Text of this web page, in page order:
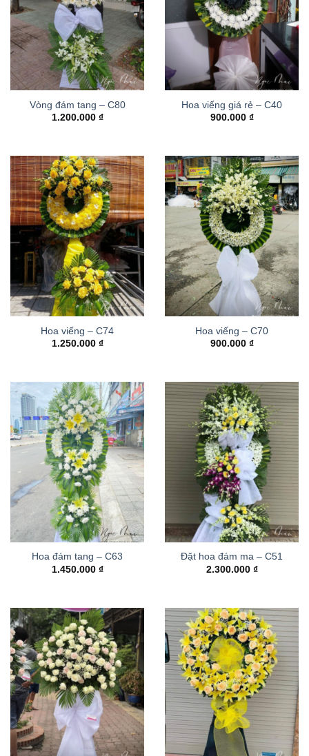
Vòng đám tang – C80
1.200.000 ₫
Hoa viếng giá rẻ – C40
900.000 ₫
Hoa viếng – C74
1.250.000 ₫
Hoa viếng – C70
900.000 ₫
Hoa đám tang – C63
1.450.000 ₫
Đặt hoa đám ma – C51
2.300.000 ₫